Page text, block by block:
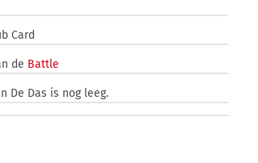
Card
de Battle
De Das is nog leeg.